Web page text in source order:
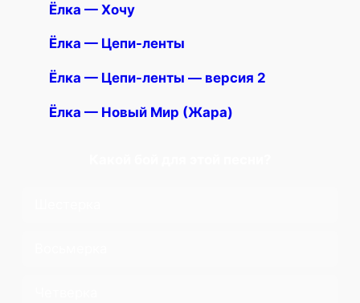
Ëлка — Хочу
Ëлка — Цепи-ленты
Ëлка — Цепи-ленты — версия 2
Ëлка — Новый Мир (Жара)